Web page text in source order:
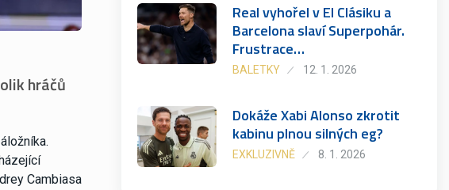
hráčů
Cambiasa
Real vyhořel v El Clásiku a
Barcelona slaví Superpohár.
Frustrace…
BALETKY 12. 1. 2026
Dokáže Xabi Alonso zkrotit
kabinu plnou silných eg?
EXKLUZIVNĚ 8. 1. 2026